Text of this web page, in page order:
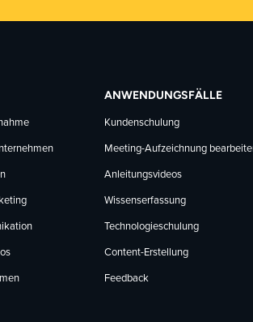
ANWENDUNGSFÄLLE
Kundenschulung
Meeting-Aufzeichnung
Anleitungsvideos
Wissenserfassung
Technologieschulung
Content-Erstellung
Feedback